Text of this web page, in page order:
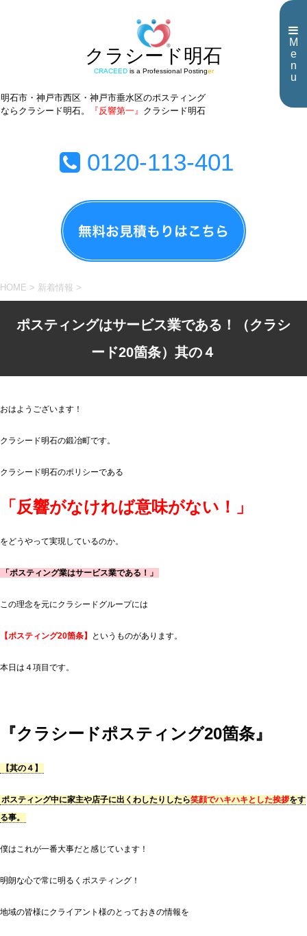
M
e
n
u
クラシード明石
CRACEEDis a Professional Postinger
明石市・神戸市西区・神戸市垂水区のポスティング
ならクラシード明石。
『反響第一』 クラシード明石
0120-113-401
HOME > 新着情報 >
ポスティングはサービス業である！（クラシ
ード20箇条）其の４
おはようございます！
クラシード明石の鍛冶町です。
クラシード明石のポリシーである
「反響がなければ意味がない！」
をどうやって実現しているのか。
「ポスティング業はサービス業である！」
この理念を元にクラシードグループには
【ポスティング20箇条】 というものがあります。
本日は４項目です。
『クラシードポスティング20箇条』
【其の４】
ポスティング中に家主や店子に出くわしたりしたら笑顔でハキハキとした挨拶をす
る事。
僕はこれが一番大事だと感じています！
明朗な心で常に明るくポスティング！
地域の皆様にクライアント様のとっておきの情報を